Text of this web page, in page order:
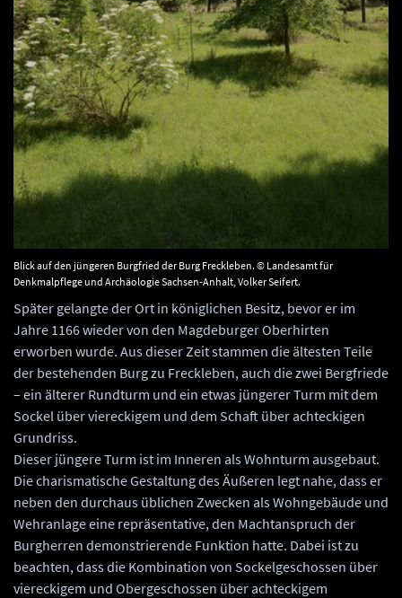
Blick auf den jüngeren Burgfried der Burg Freckleben. © Landesamt für
Denkmalpflege und Archäologie Sachsen-Anhalt, Volker Seifert.
Später gelangte der Ort in königlichen Besitz, bevor er im
Jahre 1166 wieder von den Magdeburger Oberhirten
erworben wurde. Aus dieser Zeit stammen die ältesten Teile
der bestehenden Burg zu Freckleben, auch die zwei Bergfriede
– ein älterer Rundturm und ein etwas jüngerer Turm mit dem
Sockel über viereckigem und dem Schaft über achteckigen
Grundriss.
Dieser jüngere Turm ist im Inneren als Wohnturm ausgebaut.
Die charismatische Gestaltung des Äußeren legt nahe, dass er
neben den durchaus üblichen Zwecken als Wohngebäude und
Wehranlage eine repräsentative, den Machtanspruch der
Burgherren demons­trierende Funktion hatte. Dabei ist zu
beachten, dass die Kombination von Sockelgeschossen über
viereckigem und Obergeschossen über achteckigem